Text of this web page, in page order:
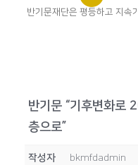
반기문재단은 평등하고 지속
반기문 “기후변화
층으로”
작성자 bkmfdadmin